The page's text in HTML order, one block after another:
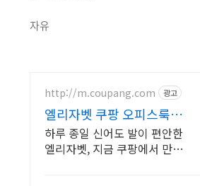
자유
http://m.coupang.com 광고
엘리자벳 쿠팡 오피스룩도
데일리룩도
하루 종일 신어도 발이 편안한
엘리자벳, 지금 쿠팡에서 만나